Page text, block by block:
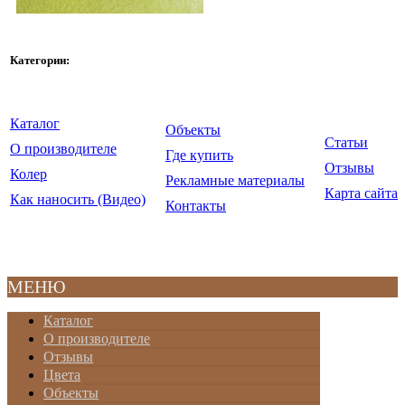
Категории:
Каталог
О производителе
Колер
Как наносить (Видео)
Объекты
Где купить
Рекламные материалы
Контакты
Статьи
Отзывы
Карта сайта
МЕНЮ
Каталог
О производителе
Отзывы
Цвета
Объекты